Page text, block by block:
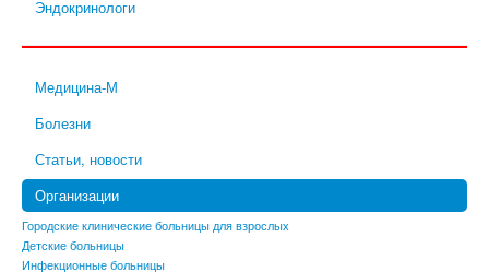
Эндокринологи
Медицина-М
Болезни
Статьи, новости
Организации
Городские клинические больницы для взрослых
Детские больницы
Инфекционные больницы